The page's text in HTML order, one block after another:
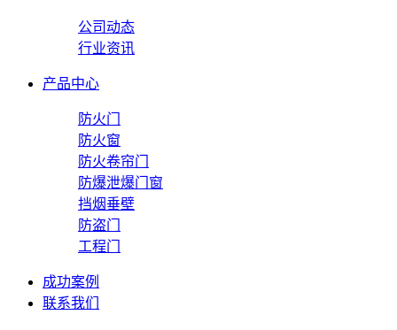
公司动态
行业资讯
产品中心
防火门
防火窗
防火卷帘门
防爆泄爆门窗
挡烟垂壁
防盗门
工程门
成功案例
联系我们